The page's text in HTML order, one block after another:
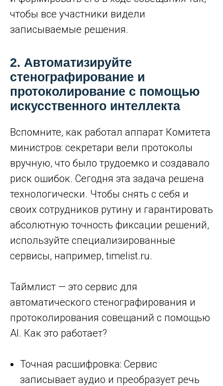
чтобы все участники видели
записываемые решения.
2. Автоматизируйте
стенографирование и
протоколирование с помощью
искусственного интеллекта
Вспомните, как работал аппарат Комитета
министров: секретари вели протоколы
вручную, что было трудоемко и создавало
риск ошибок. Сегодня эта задача решена
технологически. Чтобы снять с себя и
своих сотрудников рутину и гарантировать
абсолютную точность фиксации решений,
используйте специализированные
сервисы, например, timelist.ru.
Таймлист — это сервис для
автоматического стенографирования и
протоколирования совещаний с помощью
AI. Как это работает?
Точная расшифровка: Сервис
записывает аудио и преобразует речь